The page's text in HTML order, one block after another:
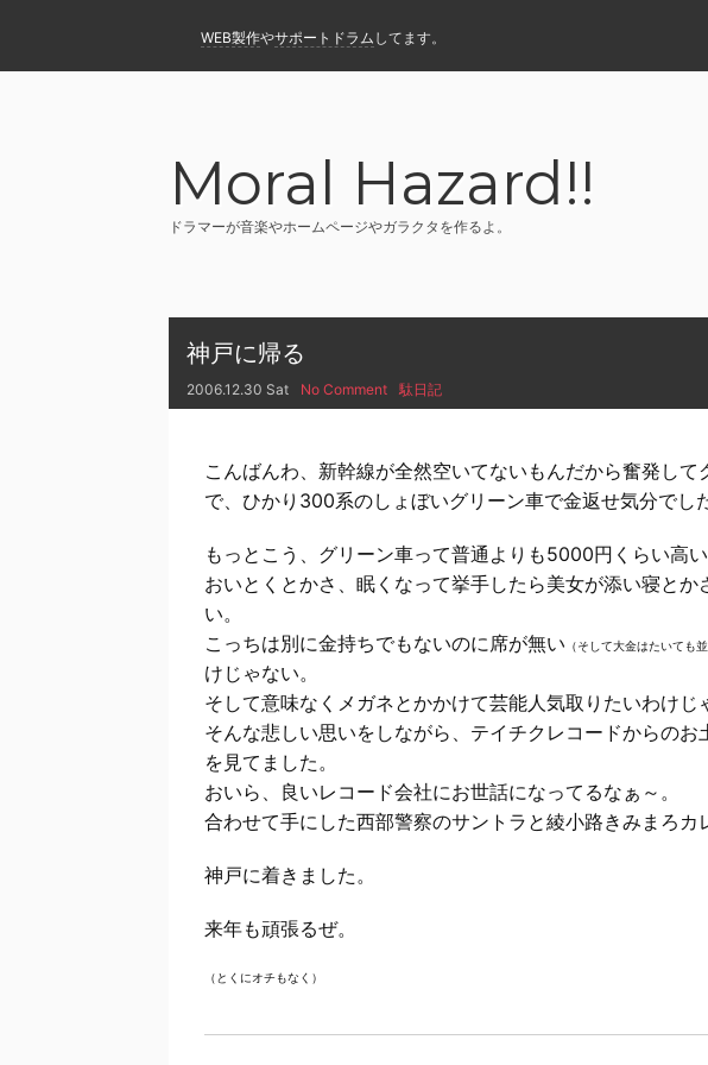
WEB製作やサポートドラム してます。
Moral Hazard!!
ドラマーが音楽やホームページやガラクタを作るよ。
神戸に帰る
2006.12.30 Sat No Comment 駄日記
こんばんわ、新幹線が全然空いてないもんだから奮発し
で、ひかり300系のしょぼいグリーン車で金返せ気分でし
もっとこう、グリーン車って普通よりも5000円くらい高
おいとくとかさ、眠くなって挙手したら美女が添い寝と
い。
こっちは別に金持ちでもないのに席が無い （そして大金はたいても
けじゃない。
そして意味なくメガネとかかけて芸能人気取りたいわけじ
そんな悲しい思いをしながら、テイチクレコードからのお
を見てました。
おいら、良いレコード会社にお世話になってるなぁ～。
合わせて手にした西部警察のサントラと綾小路きみまろカ
神戸に着きました。
来年も頑張るぜ。
（とくにオチもなく）